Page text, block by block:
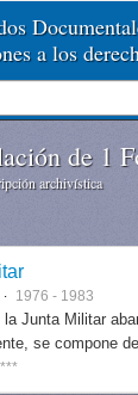
a los
de 1
archivística
1976 - 1983
la Junta Militar
se compone